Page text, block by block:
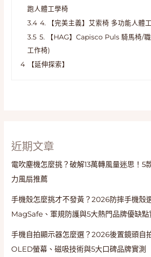
跑人體工學椅
3.4 4. 【完美主義】艾索椅 多功能人體
3.5 5. 【HAG】Capisco Puls 騎馬椅/
工作椅)
4
【延伸探索】
近期文章
電吹塵機怎麼挑？破解13萬轉風量迷思！5
力風扇推薦
手機殼怎麼挑才不發黃？2026防摔手機殼
MagSafe、軍規防護與5大熱門品牌優缺點
手機自拍顯示器怎麼選？2026後置鏡頭自
OLED螢幕、磁吸技術與5大口碑品牌實測